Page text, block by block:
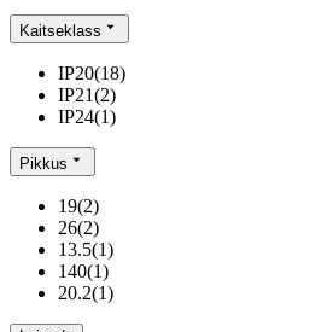
Kaitseklass
IP20(18)
IP21(2)
IP24(1)
Pikkus
19(2)
26(2)
13.5(1)
140(1)
20.2(1)